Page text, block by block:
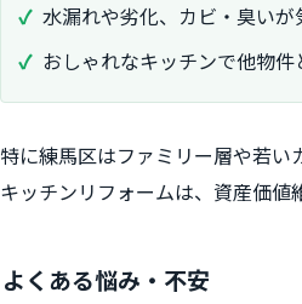
水漏れや劣化、カビ・臭いが
おしゃれなキッチンで他物
特に練馬区はファミリー層や若
キッチンリフォームは、資産価値
よくある悩み・不安